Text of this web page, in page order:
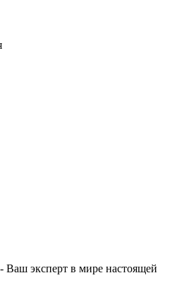
эксперт в мире настоящей